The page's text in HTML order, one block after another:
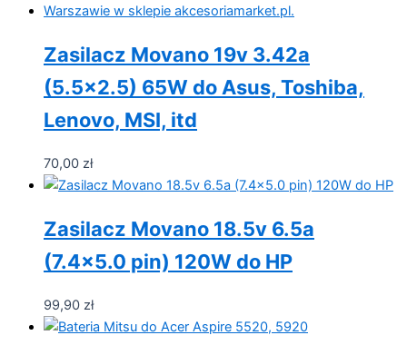
Zasilacz Movano 19v 3.42a
(5.5×2.5) 65W do Asus, Toshiba,
Lenovo, MSI, itd
70,00 zł
Zasilacz Movano 18.5v 6.5a
(7.4×5.0 pin) 120W do HP
99,90 zł